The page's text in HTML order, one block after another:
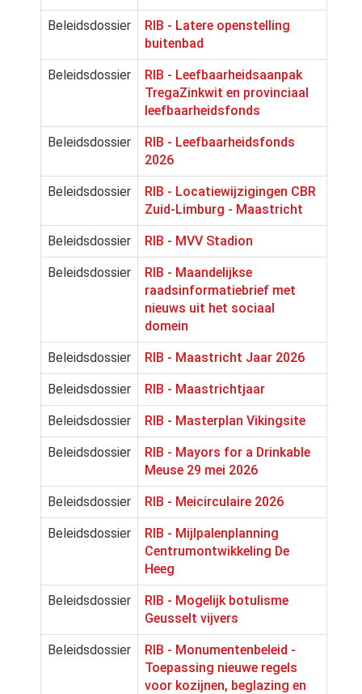
Beleidsdossier
RIB - Latere openstelling
buitenbad
Beleidsdossier
RIB - Leefbaarheidsaanpak
TregaZinkwit en provinciaal
leefbaarheidsfonds
Beleidsdossier
RIB - Leefbaarheidsfonds
2026
Beleidsdossier
RIB - Locatiewijzigingen CBR
Zuid-Limburg - Maastricht
Beleidsdossier RIB - MVV Stadion
Beleidsdossier
RIB - Maandelijkse
raadsinformatiebrief met
nieuws uit het sociaal
domein
Beleidsdossier RIB - Maastricht Jaar 2026
Beleidsdossier RIB - Maastrichtjaar
Beleidsdossier RIB - Masterplan Vikingsite
Beleidsdossier
RIB - Mayors for a Drinkable
Meuse 29 mei 2026
Beleidsdossier RIB - Meicirculaire 2026
Beleidsdossier
RIB - Mijlpalenplanning
Centrumontwikkeling De
Heeg
Beleidsdossier
RIB - Mogelijk botulisme
Geusselt vijvers
Beleidsdossier
RIB - Monumentenbeleid -
Toepassing nieuwe regels
voor kozijnen, beglazing en